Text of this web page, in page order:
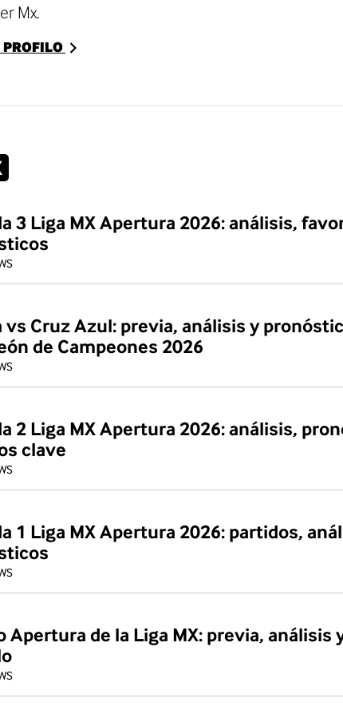
Mx.
PROFILO
3 Liga MX Apertura 2026: análisis,
vs Cruz Azul: previa, análisis y
de Campeones 2026
2 Liga MX Apertura 2026: análisis,
clave
1 Liga MX Apertura 2026: partidos,
Apertura de la Liga MX: previa, análisis